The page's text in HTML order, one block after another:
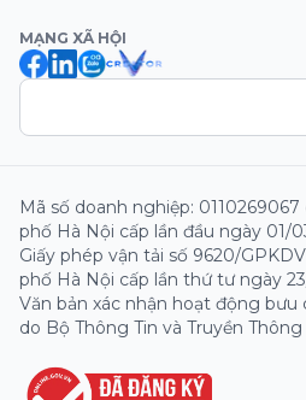
MẠNG XÃ HỘI
Mã số doanh nghiệp:
phố Hà Nội cấp lần đầu ngày 01/
Giấy phép vận tải số 9620/
phố Hà Nội cấp lần thứ tư ngày
Văn bản xác nhận hoạt động bưu
do Bộ Thông Tin và Truyền Thông